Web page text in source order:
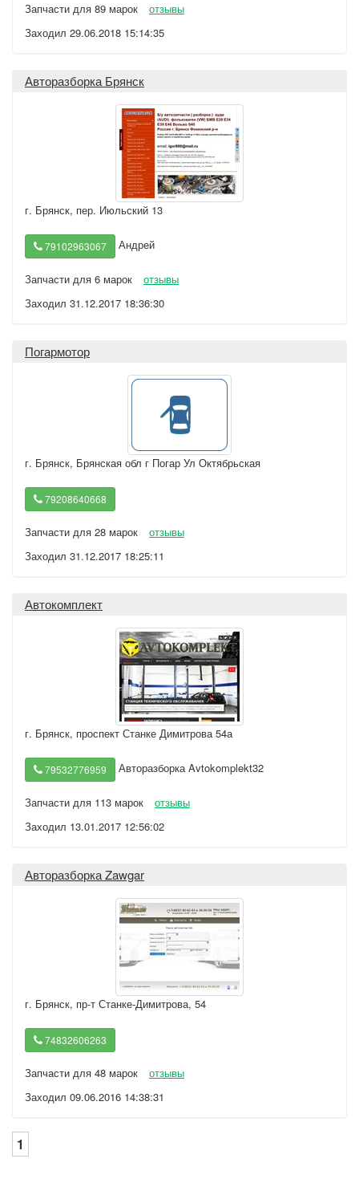
Запчасти для 89 марок
отзывы
Заходил 29.06.2018 15:14:35
Авторазборка Брянск
г. Брянск, пер. Июльский 13
79102963067 Андрей
Запчасти для 6 марок
отзывы
Заходил 31.12.2017 18:36:30
Погармотор
г. Брянск, Брянская обл г Погар Ул Октябрьская
79208640668
Запчасти для 28 марок
отзывы
Заходил 31.12.2017 18:25:11
Автокомплект
г. Брянск, проспект Станке Димитрова 54а
79532776959 Авторазборка Avtokomplekt32
Запчасти для 113 марок
отзывы
Заходил 13.01.2017 12:56:02
Авторазборка Zawgar
г. Брянск, пр-т Станке-Димитрова, 54
74832606263
Запчасти для 48 марок
отзывы
Заходил 09.06.2016 14:38:31
1